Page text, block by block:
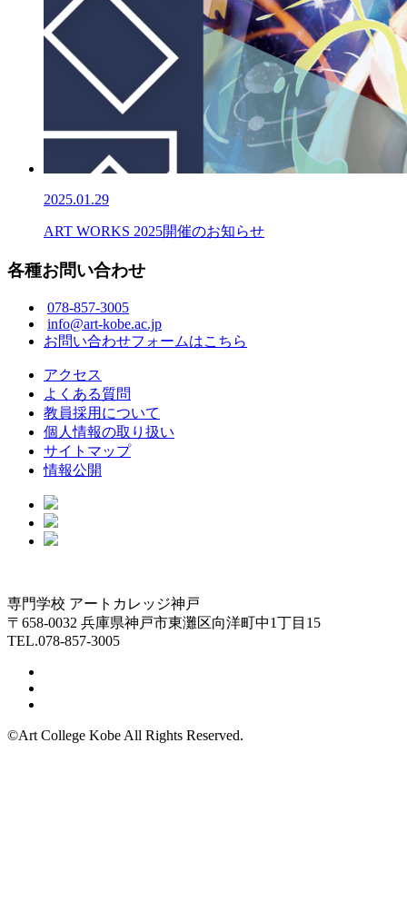
2025.01.29
ART WORKS 2025開催のお知らせ
各種お問い合わせ
078-857-3005
info@art-kobe.ac.jp
お問い合わせフォームはこちら
アクセス
よくある質問
教員採用について
個人情報の取り扱い
サイトマップ
情報公開
専門学校 アートカレッジ神戸
〒658-0032 兵庫県神戸市東灘区向洋町中1丁目15
TEL.078-857-3005
©Art College Kobe All Rights Reserved.